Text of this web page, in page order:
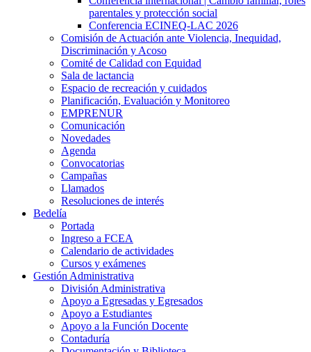
parentales y protección social
Conferencia ECINEQ-LAC 2026
Comisión de Actuación ante Violencia, Inequidad,
Discriminación y Acoso
Comité de Calidad con Equidad
Sala de lactancia
Espacio de recreación y cuidados
Planificación, Evaluación y Monitoreo
EMPRENUR
Comunicación
Novedades
Agenda
Convocatorias
Campañas
Llamados
Resoluciones de interés
Bedelía
Portada
Ingreso a FCEA
Calendario de actividades
Cursos y exámenes
Gestión Administrativa
División Administrativa
Apoyo a Egresadas y Egresados
Apoyo a Estudiantes
Apoyo a la Función Docente
Contaduría